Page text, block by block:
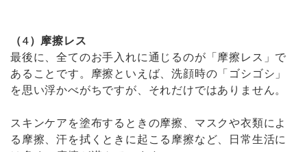
（4）摩擦レス
最後に、全てのお手入れに通じるのが「摩擦レス」で
あることです。摩擦といえば、洗顔時の「ゴシゴシ」
を思い浮かべがちですが、それだけではありません。
スキンケアを塗布するときの摩擦、マスクや衣類によ
る摩擦、汗を拭くときに起こる摩擦など、日常生活に